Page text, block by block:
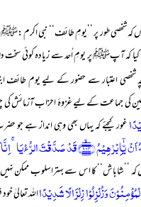
ہوں کہ شخصی طور پر ’’یومِ طائف‘‘
کہ آپﷺ پر یومِ اُحد سے زیادہ کوئی
شخصی اعتبار سے حضور کے لیے یوم طائف
کی جماعت کے لیے غزوۂ احزاب آزمائش کی
غور کیجئے کہ یہاں بھی وہی انداز ہے
کہ ’’شاباش‘‘ کا اس سے بہتراسلوب ممکن نہیں
وَزُلْزِلُوْا زِلْزَالًا شَدِیْدًااللہ تعالیٰ